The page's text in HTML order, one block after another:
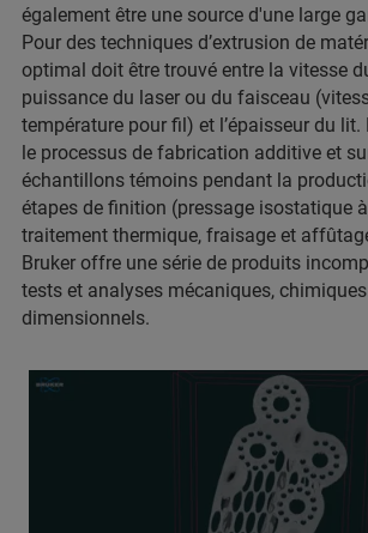
également être une source d'une large
Pour des techniques d’extrusion de
optimal doit être trouvé entre la vitesse
puissance du laser ou du faisceau
température pour fil) et l’épaisseur du lit.
le processus de fabrication additive et
échantillons témoins pendant la
étapes de finition (pressage isostatique
traitement thermique, fraisage et
Bruker offre une série de produits
tests et analyses mécaniques,
dimensionnels.